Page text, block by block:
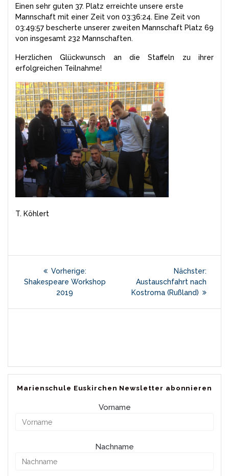
Einen sehr guten 37. Platz erreichte unsere erste
Mannschaft mit einer Zeit von 03:36:24. Eine Zeit von
03:49:57 bescherte unserer zweiten Mannschaft Platz 69
von insgesamt 232 Mannschaften.
Herzlichen Glückwunsch an die Staffeln zu ihrer
erfolgreichen Teilnahme!
T. Köhlert
Beitragsnavigation
Vorherige:Vorheriger
Beitrag:
Shakespeare Workshop
2019
Nächster:
Austauschfahrt nach
Kostroma (Rußland)
Marienschule Euskirchen Newsletter abonnieren
Vorname
Nachname